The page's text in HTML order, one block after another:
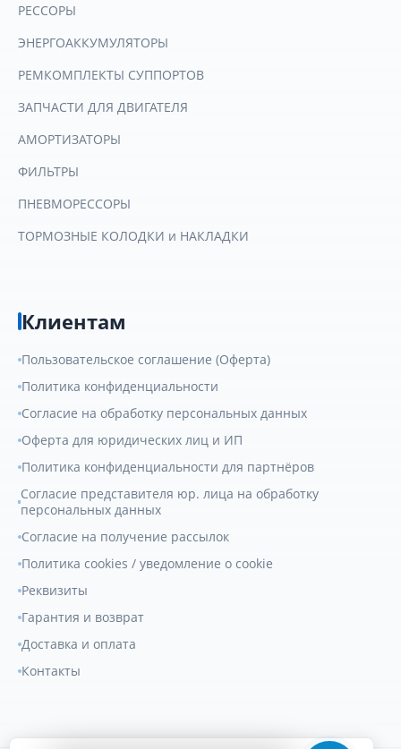
РЕССОРЫ
ЭНЕРГОАККУМУЛЯТОРЫ
РЕМКОМПЛЕКТЫ СУППОРТОВ
ЗАПЧАСТИ ДЛЯ ДВИГАТЕЛЯ
АМОРТИЗАТОРЫ
ФИЛЬТРЫ
ПНЕВМОРЕССОРЫ
ТОРМОЗНЫЕ КОЛОДКИ и НАКЛАДКИ
Клиентам
Пользовательское соглашение (Оферта)
Политика конфиденциальности
Согласие на обработку персональных данных
Оферта для юридических лиц и ИП
Политика конфиденциальности для партнёров
Согласие представителя юр. лица на обработку
персональных данных
Согласие на получение рассылок
Политика cookies / уведомление о cookie
Реквизиты
Гарантия и возврат
Доставка и оплата
Контакты